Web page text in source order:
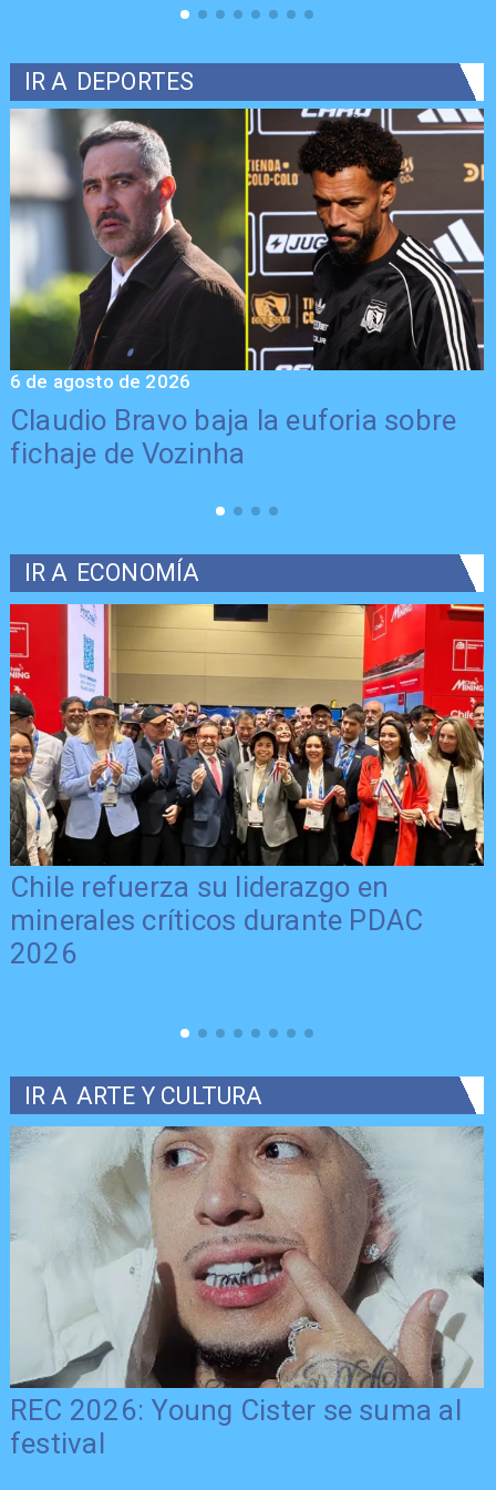
IR A DEPORTES
Claudio Bravo baja la euforia sobre
fichaje de Vozinha
6 de agosto de 2026
IR A ECONOMÍA
Chile refuerza su liderazgo en
minerales críticos durante PDAC
2026
IR A ARTE Y CULTURA
REC 2026: Young Cister se suma al
festival